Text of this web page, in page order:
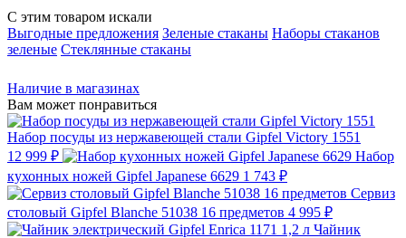
С этим товаром искали
Выгодные предложения Зеленые стаканы Наборы стаканов
зеленые Стеклянные стаканы
Наличие в магазинах
Вам может понравиться
Набор посуды из нержавеющей стали Gipfel Victory 1551
12 999 ₽
Набор
кухонных ножей Gipfel Japanese 6629 1 743 ₽
Сервиз
столовый Gipfel Blanche 51038 16 предметов 4 995 ₽
Чайник